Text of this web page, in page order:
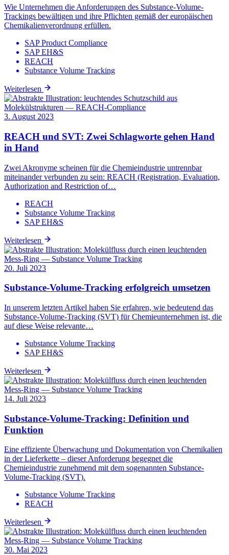
Wie Unternehmen die Anforderungen des Substance-Volume-
Trackings bewältigen und ihre Pflichten gemäß der europäischen
Chemikalienverordnung erfüllen.
SAP Product Compliance
SAP EH&S
REACH
Substance Volume Tracking
Weiterlesen
3. August 2023
REACH und SVT: Zwei Schlagworte gehen Hand
in Hand
Zwei Akronyme scheinen für die Chemieindustrie untrennbar
miteinander verbunden zu sein: REACH (Registration, Evaluation,
Authorization and Restriction of…
REACH
Substance Volume Tracking
SAP EH&S
Weiterlesen
20. Juli 2023
Substance-Volume-Tracking erfolgreich umsetzen
In unserem letzten Artikel haben Sie erfahren, wie bedeutend das
Substance-Volume-Tracking (SVT) für Chemieunternehmen ist, die
auf diese Weise relevante…
Substance Volume Tracking
SAP EH&S
Weiterlesen
14. Juli 2023
Substance-Volume-Tracking: Definition und
Funktion
Eine effiziente Überwachung und Dokumentation von Chemikalien
in der Lieferkette – dieser Anforderung begegnet die
Chemieindustrie zunehmend mit dem sogenannten Substance-
Volume-Tracking (SVT).
Substance Volume Tracking
REACH
Weiterlesen
30. Mai 2023